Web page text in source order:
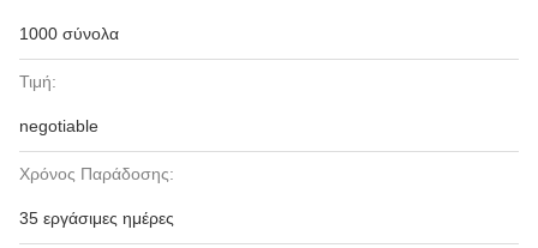
1000 σύνολα
Τιμή:
negotiable
Χρόνος Παράδοσης:
35 εργάσιμες ημέρες